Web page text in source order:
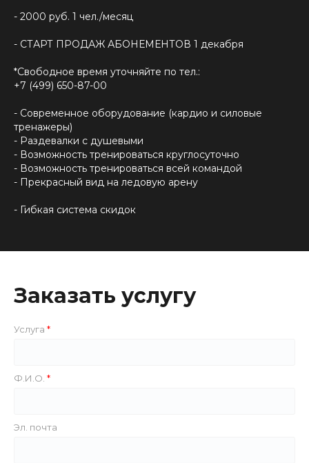
- 2000 руб. 1 чел./месяц
- СТАРТ ПРОДАЖ АБОНЕМЕНТОВ 1 декабря
*Свободное время уточняйте по тел.:
+7 (499) 650-87-00
- Современное оборудование (кардио и силовые
тренажеры)
- Раздевалки с душевыми
- Возможность тренироваться круглосуточно
- Возможность тренироваться всей командой
- Прекрасный вид на ледовую арену
- Гибкая система скидок
Заказать услугу
Услуга
Ф.И.О.
Эл. почта